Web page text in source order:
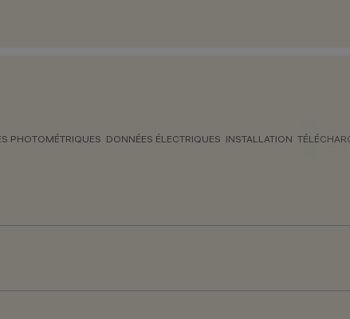
PHOTOMÉTRIQUES DONNÉES ÉLECTRIQUES INSTALLATION